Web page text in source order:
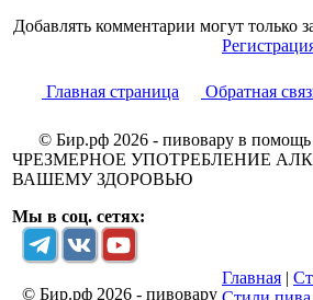
Добавлять комментарии могут только
Главная страница Обратная
© Бир.рф 2026 - пивовару в помощь
ЧРЕЗМЕРНОЕ УПОТРЕБЛЕНИЕ
ВАШЕМУ ЗДОРОВЬЮ
Мы в соц. сетях:
© Бир.рф 2026 - пивовару
Главная |